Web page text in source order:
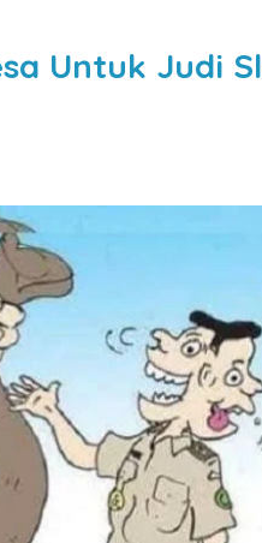
Untuk Judi